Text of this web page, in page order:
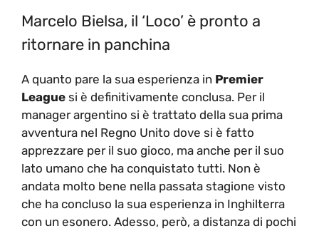
Marcelo Bielsa, il ‘Loco’ è pronto a
ritornare in panchina
A quanto pare la sua esperienza in Premier
League si è definitivamente conclusa. Per il
manager argentino si è trattato della sua prima
avventura nel Regno Unito dove si è fatto
apprezzare per il suo gioco, ma anche per il suo
lato umano che ha conquistato tutti. Non è
andata molto bene nella passata stagione visto
che ha concluso la sua esperienza in Inghilterra
con un esonero. Adesso, però, a distanza di pochi